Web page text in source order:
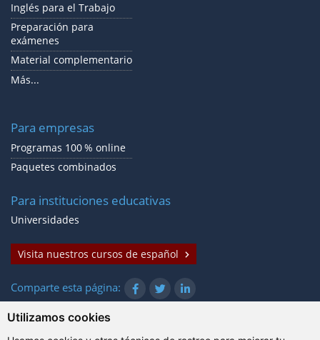
Utilizamos cookies
Inglés para el Trabajo
Preparación para
exámenes
Material complementario
Más...
Para empresas
Programas 100 % online
Paquetes combinados
Para instituciones educativas
Universidades
Visita nuestros cursos de español
Comparte esta página: